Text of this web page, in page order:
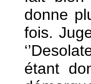
donne
fois.
étant